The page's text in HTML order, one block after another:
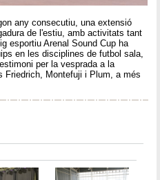
any consecutiu, una extensió
de l'estiu, amb activitats tant
esportiu Arenal Sound Cup ha
en les disciplines de futbol sala,
per la vesprada a la
Friedrich, Montefuji i Plum, a més